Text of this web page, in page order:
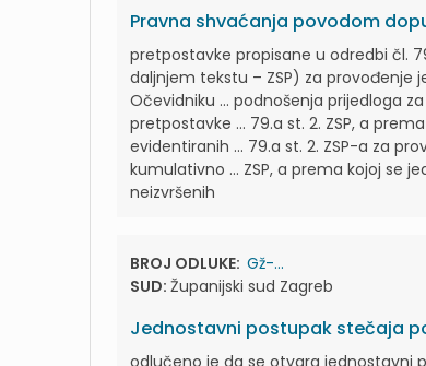
Pravna shvaćanja povodom
pretpostavke propisane u odredbi čl.
daljnjem tekstu – ZSP) za provođenje
Očevidniku ... podnošenja prijedloga
pretpostavke ... 79.a st. 2. ZSP, a
evidentiranih ... 79.a st. 2. ZSP-a za
kumulativno ... ZSP, a prema kojoj se
neizvršenih
BROJ ODLUKE: Gž-...
SUD: Županijski sud Zagreb
Jednostavni postupak stečaja
odlučeno je da se otvara jednostavni